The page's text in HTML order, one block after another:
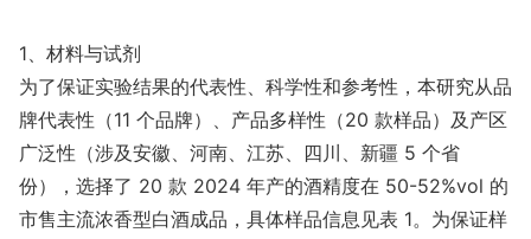
1、材料与试剂
为了保证实验结果的代表性、科学性和参考性，本研究从品
牌代表性（11 个品牌）、产品多样性（20 款样品）及产区
广泛性（涉及安徽、河南、江苏、四川、新疆 5 个省
份），选择了 20 款 2024 年产的酒精度在 50-52%vol 的
市售主流浓香型白酒成品，具体样品信息见表 1。为保证样